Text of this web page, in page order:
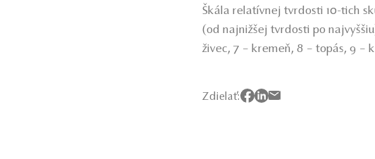
Škála relatívnej tvrdosti 10-tich
(od najnižšej tvrdosti po
živec, 7 – kremeň, 8 – topás, 9 –
Zdielať: